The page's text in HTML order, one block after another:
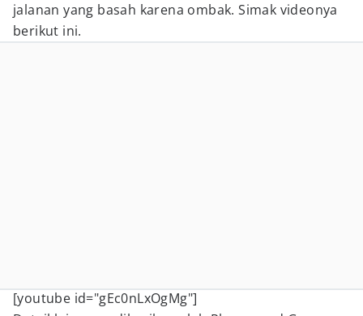
jalanan yang basah karena ombak. Simak videonya
berikut ini.
[youtube id="gEc0nLxOgMg"]